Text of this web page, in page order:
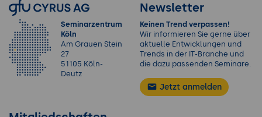
Seminarzentrum
Köln
Am Grauen Stein
27
51105 Köln-
Deutz
Newsletter
Keinen Trend verpassen!
Wir informieren Sie gerne über
aktuelle Entwicklungen und
Trends in der IT-Branche und
die dazu passenden Seminare.
Jetzt anmelden